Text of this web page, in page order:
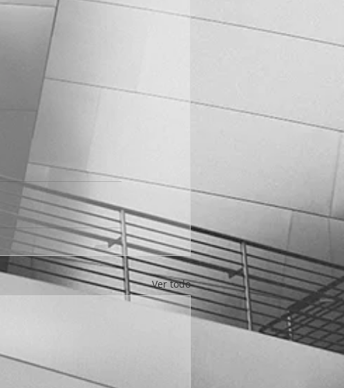
Ver todo